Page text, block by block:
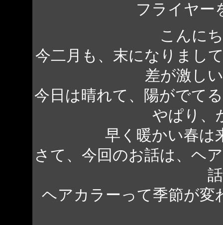
フライヤー
こんに
今二月も、末になりまし
差が激し
今日は晴れて、陽がでて
やぱり、
早く暖かい春は
さて、今回のお話は、ヘ
ヘアカラーって季節が変